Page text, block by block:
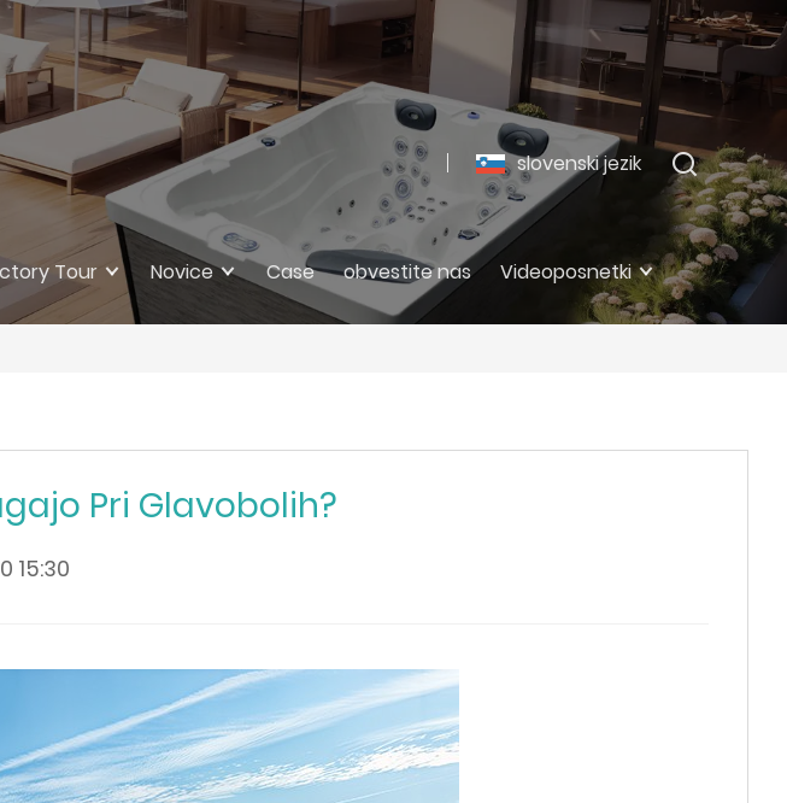
slovenski jezik
Tour Novice Case obvestite nas Videoposnetki
Pri Glavobolih?
15:30